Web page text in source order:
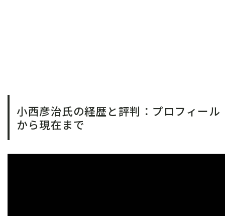
小西彦治氏の経歴と評判：プロフィール
から現在まで